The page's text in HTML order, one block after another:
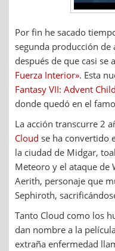
Por fin he sacado
segunda producción de
después de que casi se
Fuerza Interior». Esta
Fantasy VII: Advent
donde quedó en el
La acción transcurre 2
Cloud se ha convertido
la ciudad de Midgar,
Meteoro y el ataque de
Aerith, personaje que
Sephiroth,
Tanto Cloud como los
dan nombre a la
extraña enfermedad